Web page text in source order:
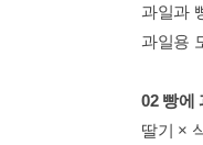
과일과
과일용
02 빵에
딸기 ×